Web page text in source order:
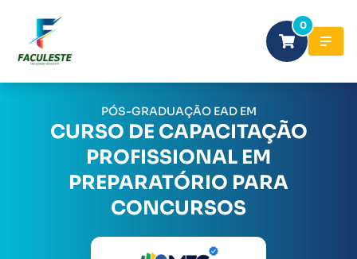
0
PÓS-GRADUAÇÃO EAD EM
CURSO DE CAPACITAÇÃO
PROFISSIONAL EM
PREPARATÓRIO PARA
CONCURSOS